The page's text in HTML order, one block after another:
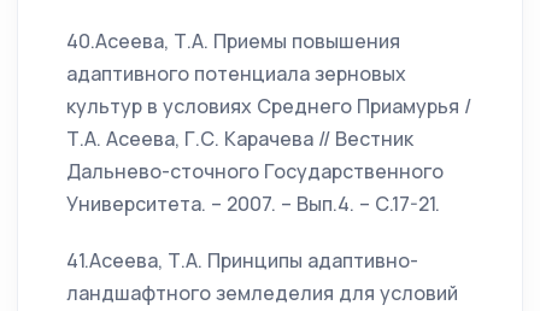
40.Асеева, Т.А. Приемы повышения
адаптивного потенциала зерновых
культур в условиях Среднего Приамурья /
Т.А. Асеева, Г.С. Карачева // Вестник
Дальнево-сточного Государственного
Университета. – 2007. – Вып.4. – С.17-21.
41.Асеева, Т.А. Принципы адаптивно-
ландшафтного земледелия для условий